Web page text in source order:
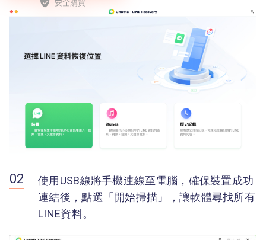
使用USB線將手機連線至電腦，確保裝置成功
連結後，點選「開始掃描」，讓軟體尋找所有
LINE資料。